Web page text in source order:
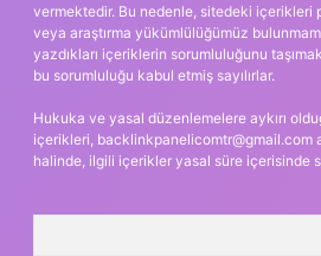
vermektedir. Bu nedenle, sitedeki içerikleri
veya araştırma yükümlülüğümüz
yazdıkları içeriklerin sorumluluğunu
bu sorumluluğu kabul etmiş sayılırlar.
Hukuka ve yasal düzenlemelere aykırı
içerikleri, backlinkpanelicomtr@gmail.com
halinde, ilgili içerikler yasal süre içerisinde